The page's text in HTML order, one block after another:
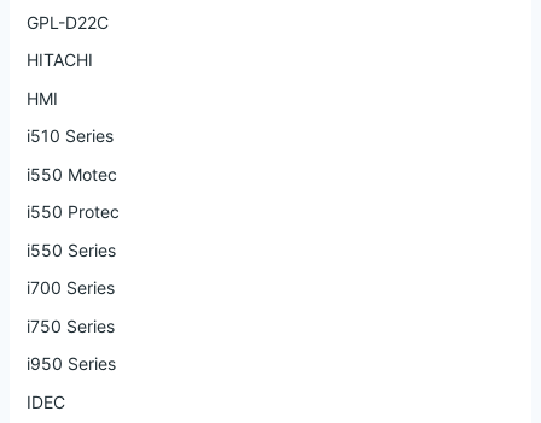
GPL-D22C
HITACHI
HMI
i510 Series
i550 Motec
i550 Protec
i550 Series
i700 Series
i750 Series
i950 Series
IDEC